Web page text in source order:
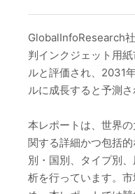
GlobalInfoResearch
判インクジェット用
ルと評価され、2031
ルに成長すると予測さ
本レポートは、世界
関する詳細かつ包括
別・国別、タイプ別
析を行っています。